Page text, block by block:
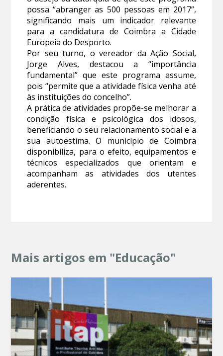
possa “abranger as 500 pessoas em 2017”,
significando mais um indicador relevante
para a candidatura de Coimbra a Cidade
Europeia do Desporto.
Por seu turno, o vereador da Ação Social,
Jorge Alves, destacou a “importância
fundamental” que este programa assume,
pois “permite que a atividade física venha até
às instituições do concelho”.
A prática de atividades propõe-se melhorar a
condição física e psicológica dos idosos,
beneficiando o seu relacionamento social e a
sua autoestima. O município de Coimbra
disponibiliza, para o efeito, equipamentos e
técnicos especializados que orientam e
acompanham as atividades dos utentes
aderentes.
Mais artigos em "Educação"